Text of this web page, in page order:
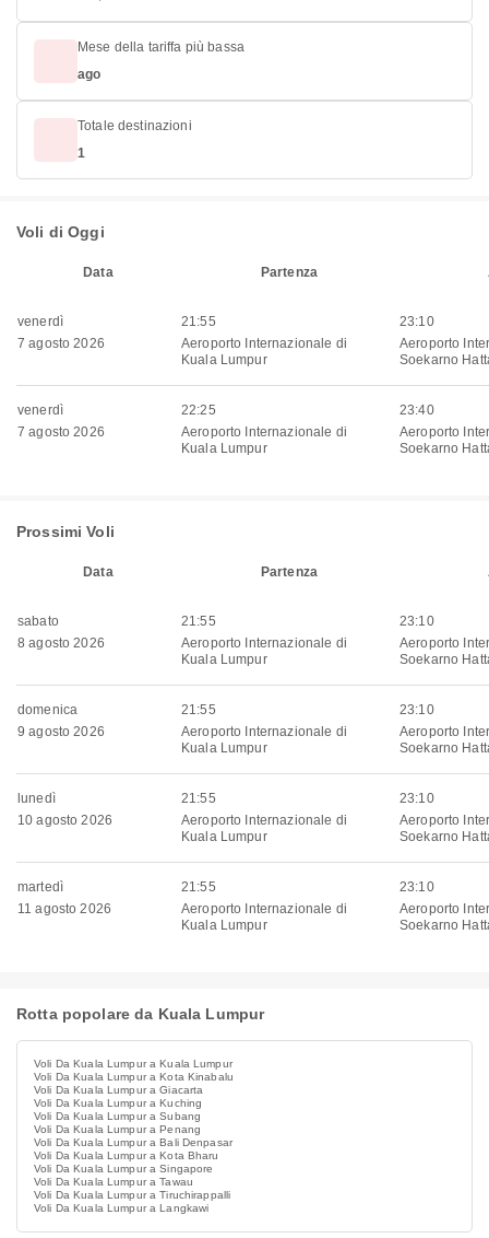
Mese della tariffa più bassa
ago
Totale destinazioni
1
Voli di Oggi
Data Partenza
venerdì
7 agosto 2026
21:55
Aeroporto Internazionale di
Kuala Lumpur
23:10
Aeroporto
Soekarno
venerdì
7 agosto 2026
22:25
Aeroporto Internazionale di
Kuala Lumpur
23:40
Aeroporto
Soekarno
Prossimi Voli
Data Partenza
sabato
8 agosto 2026
21:55
Aeroporto Internazionale di
Kuala Lumpur
23:10
Aeroporto
Soekarno
domenica
9 agosto 2026
21:55
Aeroporto Internazionale di
Kuala Lumpur
23:10
Aeroporto
Soekarno
lunedì
10 agosto 2026
21:55
Aeroporto Internazionale di
Kuala Lumpur
23:10
Aeroporto
Soekarno
martedì
11 agosto 2026
21:55
Aeroporto Internazionale di
Kuala Lumpur
23:10
Aeroporto
Soekarno
Rotta popolare da Kuala Lumpur
Voli Da Kuala Lumpur a Kuala Lumpur
Voli Da Kuala Lumpur a Kota Kinabalu
Voli Da Kuala Lumpur a Giacarta
Voli Da Kuala Lumpur a Kuching
Voli Da Kuala Lumpur a Subang
Voli Da Kuala Lumpur a Penang
Voli Da Kuala Lumpur a Bali Denpasar
Voli Da Kuala Lumpur a Kota Bharu
Voli Da Kuala Lumpur a Singapore
Voli Da Kuala Lumpur a Tawau
Voli Da Kuala Lumpur a Tiruchirappalli
Voli Da Kuala Lumpur a Langkawi